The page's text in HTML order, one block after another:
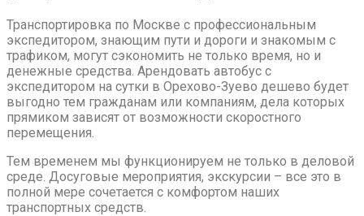
Транспортировка по Москве с профессиональным
экспедитором, знающим пути и дороги и знакомым с
трафиком, могут сэкономить не только время, но и
денежные средства. Арендовать автобус с
экспедитором на сутки в Орехово-Зуево дешево будет
выгодно тем гражданам или компаниям, дела которых
прямиком зависят от возможности скоростного
перемещения.
Тем временем мы функционируем не только в деловой
среде. Досуговые мероприятия, экскурсии – все это в
полной мере сочетается с комфортом наших
транспортных средств.